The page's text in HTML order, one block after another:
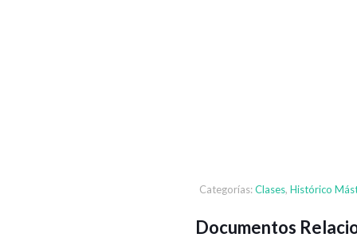
Categorías:Clases, Histórico
Documentos